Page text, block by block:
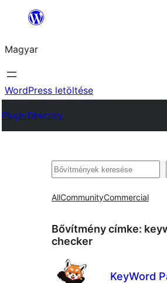
Ugrás
tartalomhoz
Magyar
WordPress letöltése
Plugin Directory
Keresés
AllCommunityCommercial
Bővítmény címke:
checker
KeyWord